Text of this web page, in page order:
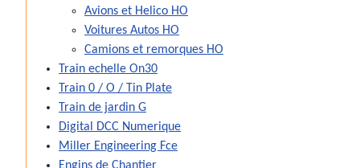
Avions et Helico HO
Voitures Autos HO
Camions et remorques HO
Train echelle On30
Train 0 / O / Tin Plate
Train de jardin G
Digital DCC Numerique
Miller Engineering Fce